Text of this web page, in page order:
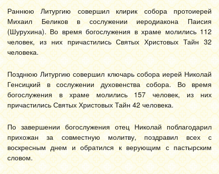
Раннюю Литургию совершил клирик собора протоиерей
Михаил Беликов в сослужении иеродиакона Паисия
(Шурухина). Во время богослужения в храме молились 112
человек, из них причастились Святых Христовых Тайн 32
человека.
Позднюю Литургию совершил ключарь собора иерей Николай
Генсицкий в сослужении духовенства собора. Во время
богослужения в храме молились 157 человек, из них
причастились Святых Христовых Тайн 42 человека.
По завершении богослужения отец Николай поблагодарил
прихожан за совместную молитву, поздравил всех с
воскресным днем и обратился к верующим с пастырским
словом.